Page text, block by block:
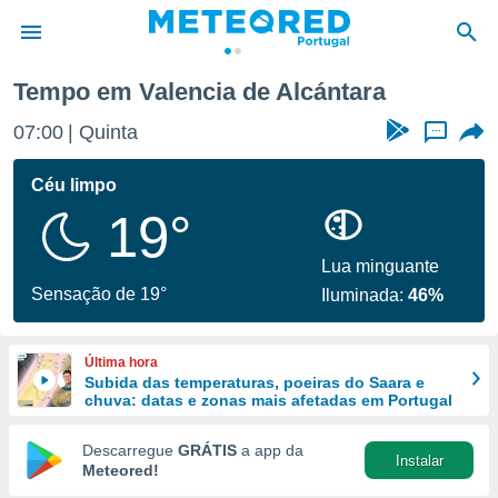
da
foi
fornecidas
a este
das
e
forma
digital
Tempo em Valencia de Alcántara
07:00 Quinta ...
Céu limpo
19°
Sensação de 19°
Lua minguante
Iluminada:46%
Última hora
Subida das temperaturas, poeiras do Saara e
chuva: datas e zonas mais afetadas em Portugal
Descarregue GRÁTIS a app da
Meteored!
Instalar